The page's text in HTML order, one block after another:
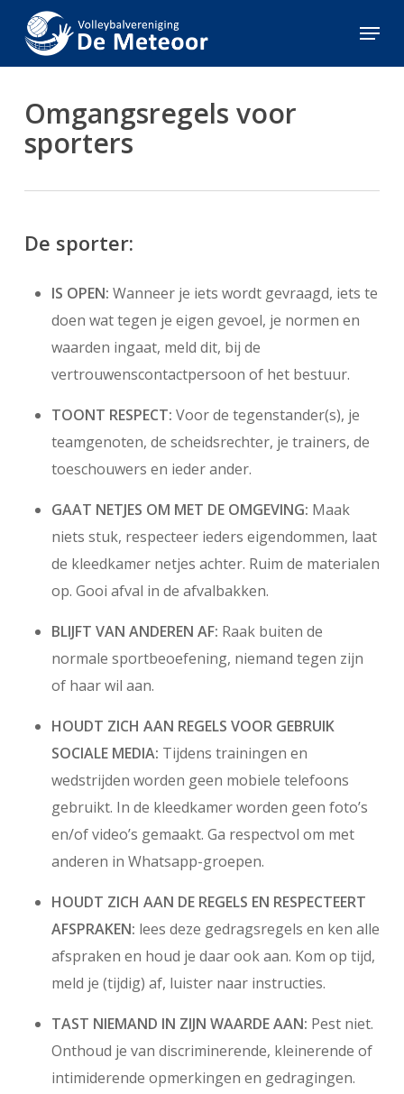
main
Menu
Omgangsregels voor
sporters
De sporter:
IS OPEN: Wanneer je iets wordt gevraagd, iets te
doen wat tegen je eigen gevoel, je normen en
waarden ingaat, meld dit, bij de
vertrouwenscontactpersoon of het bestuur.
TOONT RESPECT: Voor de tegenstander(s), je
teamgenoten, de scheidsrechter, je trainers, de
toeschouwers en ieder ander.
GAAT NETJES OM MET DE OMGEVING: Maak
niets stuk, respecteer ieders eigendommen, laat
de kleedkamer netjes achter. Ruim de materialen
op. Gooi afval in de afvalbakken.
BLIJFT VAN ANDEREN AF: Raak buiten de
normale sportbeoefening, niemand tegen zijn
of haar wil aan.
HOUDT ZICH AAN REGELS VOOR GEBRUIK
SOCIALE MEDIA: Tijdens trainingen en
wedstrijden worden geen mobiele telefoons
gebruikt. In de kleedkamer worden geen foto’s
en/of video’s gemaakt. Ga respectvol om met
anderen in Whatsapp-groepen.
HOUDT ZICH AAN DE REGELS EN RESPECTEERT
AFSPRAKEN: lees deze gedragsregels en ken alle
afspraken en houd je daar ook aan. Kom op tijd,
meld je (tijdig) af, luister naar instructies.
TAST NIEMAND IN ZIJN WAARDE AAN: Pest niet.
Onthoud je van discriminerende, kleinerende of
intimiderende opmerkingen en gedragingen.